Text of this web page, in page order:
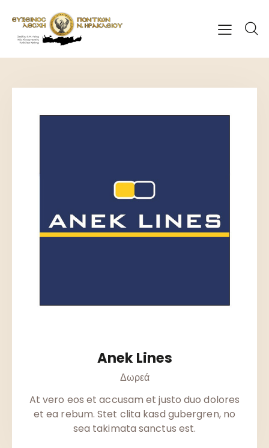
Anek Lines
Δωρεά
At vero eos et accusam et justo duo dolores
et ea rebum. Stet clita kasd gubergren, no
sea takimata sanctus est.